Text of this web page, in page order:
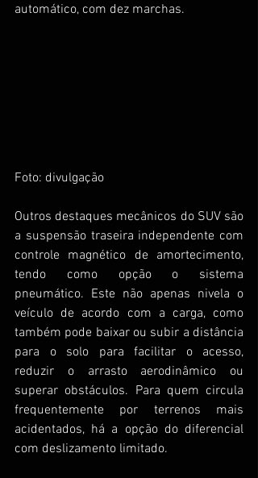
automático, com dez marchas.
Foto: divulgação
Outros destaques mecânicos do SUV são
a suspensão traseira independente com
controle magnético de amortecimento,
tendo como opção o sistema
pneumático. Este não apenas nivela o
veículo de acordo com a carga, como
também pode baixar ou subir a distância
para o solo para facilitar o acesso,
reduzir o arrasto aerodinâmico ou
superar obstáculos. Para quem circula
frequentemente por terrenos mais
acidentados, há a opção do diferencial
com deslizamento limitado.